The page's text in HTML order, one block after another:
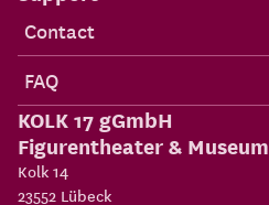
Contact
FAQ
KOLK 17 gGmbH
Figurentheater & Museum
Kolk 14
23552 Lübeck